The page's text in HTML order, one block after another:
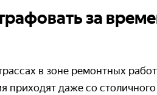
за
в зоне ремонтных
приходят даже со